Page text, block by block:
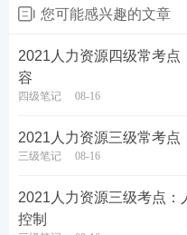
您可能感兴趣的文章
2021人力资源四级常考点
容
四级笔记 08-16
2021人力资源三级常考点
三级笔记 08-16
2021人力资源三级考点：
控制